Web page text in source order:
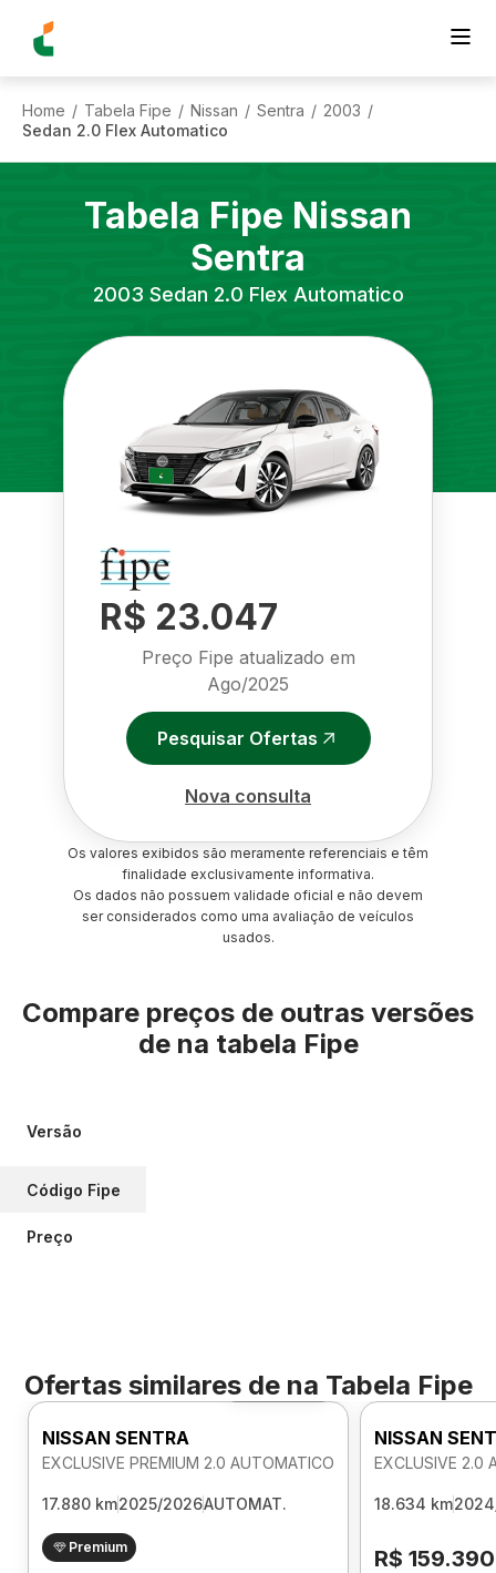
Home / Tabela Fipe / Nissan / Sentra / 2003 /
Sedan 2.0 Flex Automatico
Tabela Fipe Nissan
Sentra
2003 Sedan 2.0 Flex Automatico
R$ 23.047
Preço Fipe atualizado em
Ago/2025
Pesquisar Ofertas
Nova consulta
Os valores exibidos são meramente referenciais e têm
finalidade exclusivamente informativa.
Os dados não possuem validade oficial e não devem
ser considerados como uma avaliação de veículos
usados.
Compare preços de outras versões
de na tabela Fipe
Versão
Código Fipe
Preço
Ofertas similares de na Tabela Fipe
Foto 360º
NISSAN SENTRA
EXCLUSIVE PREMIUM 2.0 AUTOMATICO
17.880 km2025/2026AUTOMAT.
Premium
NISSAN
EXCLUSIVE 2.0
18.634 km
R$ 159.390